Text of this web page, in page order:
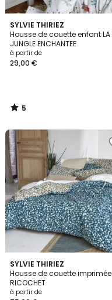
SYLVIE THIRIEZ
Housse de couette enfant LA
JUNGLE ENCHANTEE
à partir de
29,00 €
5
/
5
5
/
SYLVIE THIRIEZ
Housse de couette imprimée
RICOCHET
à partir de